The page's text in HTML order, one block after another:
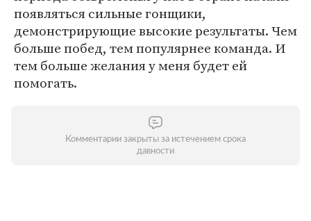
появляться сильные гонщики,
демонстрирующие высокие результаты. Чем
больше побед, тем популярнее команда. И
тем больше желания у меня будет ей
помогать.
Комментарии закрыты за истечением срока
давности